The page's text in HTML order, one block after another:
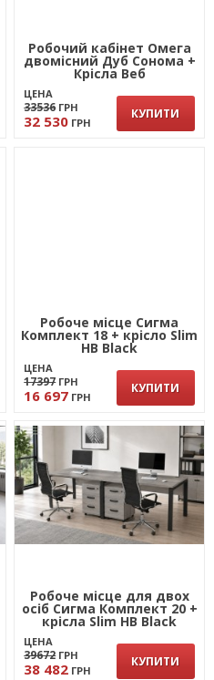
Робочий кабінет Омега
двомісний Дуб Сонома +
Крісла Веб
ЦЕНА
33536 ГРН
32 530 ГРН
КУПИТИ
Робоче місце Сигма
Комплект 18 + крісло Slim
HB Black
ЦЕНА
17397 ГРН
16 697 ГРН
КУПИТИ
Робоче місце для двох
осіб Сигма Комплект 20 +
крісла Slim HB Black
ЦЕНА
39672 ГРН
38 482 ГРН
КУПИТИ